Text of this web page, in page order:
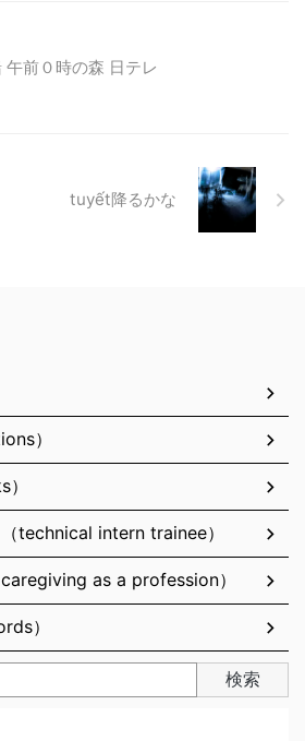
午前０時の森 日テレ
tuyết降るかな
）
technical intern trainee）
as a profession）
）
検索